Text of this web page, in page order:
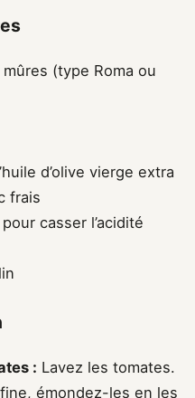
(type Roma ou
d’olive vierge extra
frais
casser l’acidité
: Lavez les tomates.
émondez-les en les